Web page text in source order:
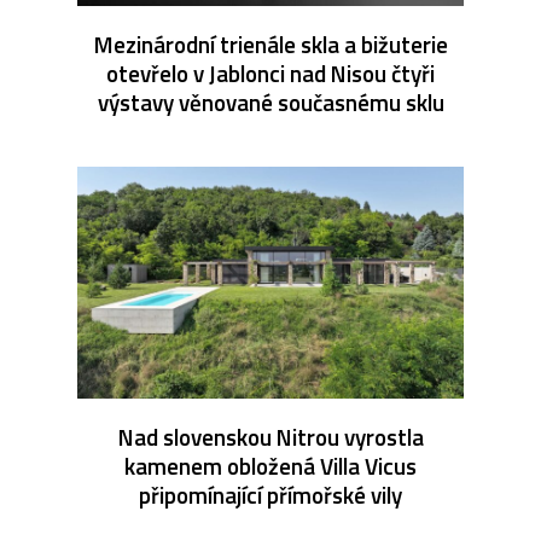
Mezinárodní trienále skla a bižuterie
otevřelo v Jablonci nad Nisou čtyři
výstavy věnované současnému sklu
Nad slovenskou Nitrou vyrostla
kamenem obložená Villa Vicus
připomínající přímořské vily